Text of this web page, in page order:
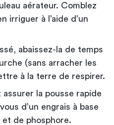
aérateur. Comblez
irriguer à l’aide d’un
abaissez-la de temps
(sans arracher les
à la terre de respirer.
la pousse rapide
d’un engrais à base
et de phosphore.